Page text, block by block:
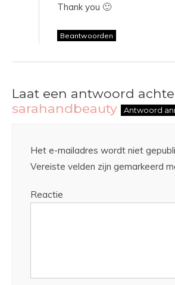
Thank you 🙂
Beantwoorden
Laat een antwoord
sarahandbeauty
Antwoord
Het e-mailadres wordt niet
Vereiste velden zijn gemarkeerd
Reactie